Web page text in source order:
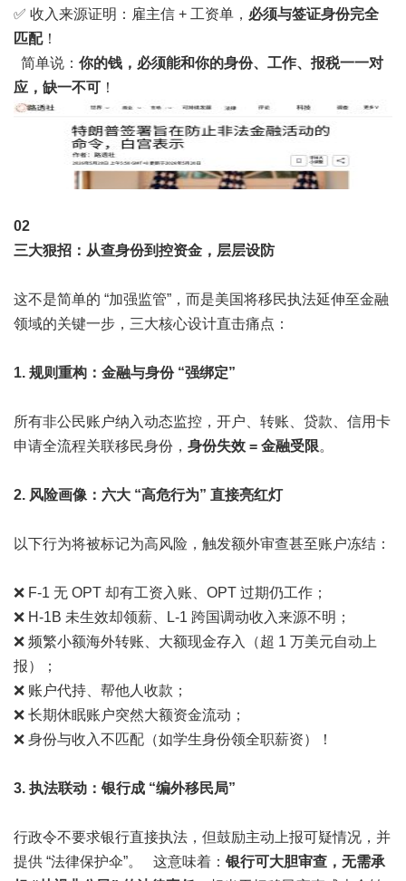
✅ 收入来源证明：雇主信 + 工资单， 必须与签证身份完全
匹配！
简单说： 你的钱，必须能和你的身份、工作、报税一一对
应，缺一不可 ！
02
三大狠招：从查身份到控资金，层层设防
这不是简单的 “加强监管”，而是美国将移民执法延伸至金融
领域的关键一步，三大核心设计直击痛点：
1. 规则重构：金融与身份 “强绑定”
所有非公民账户纳入动态监控，开户、转账、贷款、信用卡
申请全流程关联移民身份， 身份失效 = 金融受限。
2. 风险画像：六大 “高危行为” 直接亮红灯
以下行为将被标记为高风险，触发额外审查甚至账户冻结：
❌ F-1 无 OPT 却有工资入账、OPT 过期仍工作；
❌ H-1B 未生效却领薪、L-1 跨国调动收入来源不明；
❌ 频繁小额海外转账、大额现金存入（超 1 万美元自动上
报）；
❌ 账户代持、帮他人收款；
❌ 长期休眠账户突然大额资金流动；
❌ 身份与收入不匹配（如学生身份领全职薪资）！
3. 执法联动：银行成 “编外移民局”
行政令不要求银行直接执法，但鼓励主动上报可疑情况，并
提供 “法律保护伞”。 这意味着： 银行可大胆审查，无需承